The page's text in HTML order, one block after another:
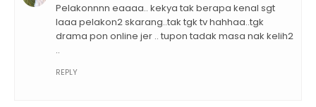
Pelakonnnn eaaaa.. kekya tak berapa kenal sgt
laaa pelakon2 skarang..tak tgk tv hahhaa..tgk
drama pon online jer .. tupon tadak masa nak kelih2
..
REPLY